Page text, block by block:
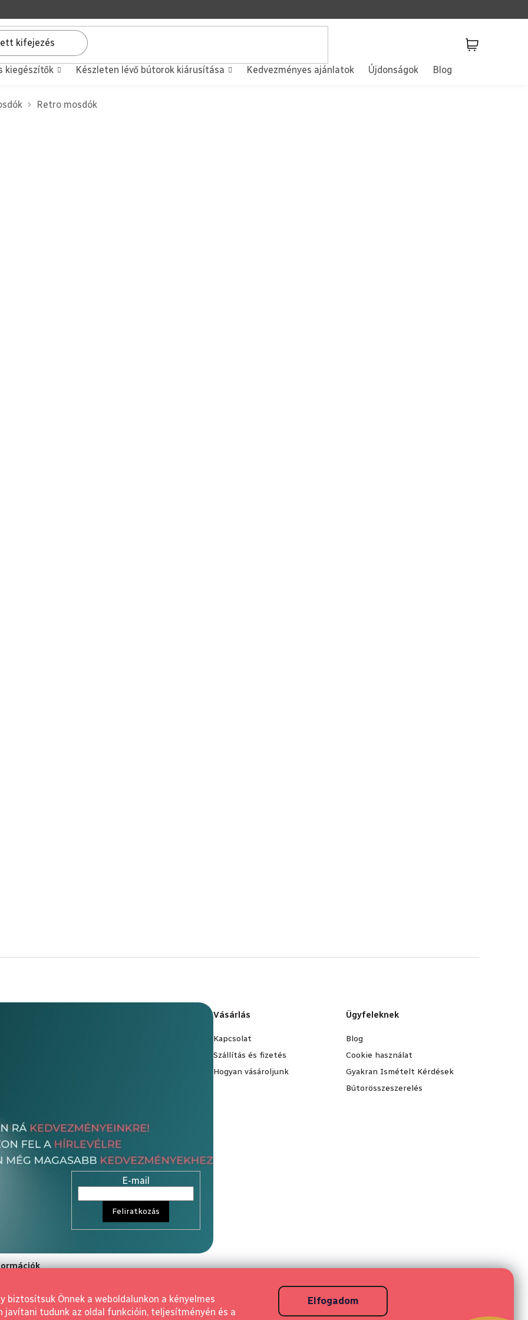
biztosítsuk Önnek a weboldalunkon a kényelmes
javítani tudunk az oldal funkcióin, teljesítményén és a
Elfogadom
kiegészítők Készleten lévő bútorok kiárusítása Kedvezményes ajánlatok Újdonságok Blog
Retro mosdók
E-mail
Feliratkozás
Vásárlás
Kapcsolat
Szállítás és fizetés
Hogyan vásároljunk
Ügyfeleknek
Blog
Cookie használat
Gyakran Ismételt Kérdések
Bútorösszeszerelés
elállás